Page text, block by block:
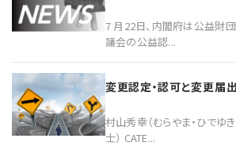
7 月22日、内閣府は公益財
議会の公益認...
変更認定・認可と変更届
村山秀幸（むらやま・ひで
士） CATE...